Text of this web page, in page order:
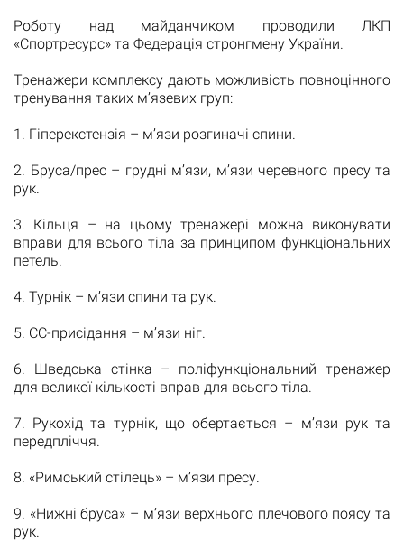
Роботу над майданчиком проводили ЛКП
«Спортресурс» та Федерація стронгмену України.
Тренажери комплексу дають можливість повноцінного
тренування таких м’язевих груп:
1. Гіперекстензія – м’язи розгиначі спини.
2. Бруса/прес – грудні м’язи, м’язи черевного пресу та
рук.
3. Кільця – на цьому тренажері можна виконувати
вправи для всього тіла за принципом функціональних
петель.
4. Турнік – м’язи спини та рук.
5. СС-присідання – м’язи ніг.
6. Шведська стінка – поліфункціональний тренажер
для великої кількості вправ для всього тіла.
7. Рукохід та турнік, що обертається – м’язи рук та
передпліччя.
8. «Римський стілець» – м’язи пресу.
9. «Нижні бруса» – м’язи верхнього плечового поясу та
рук.